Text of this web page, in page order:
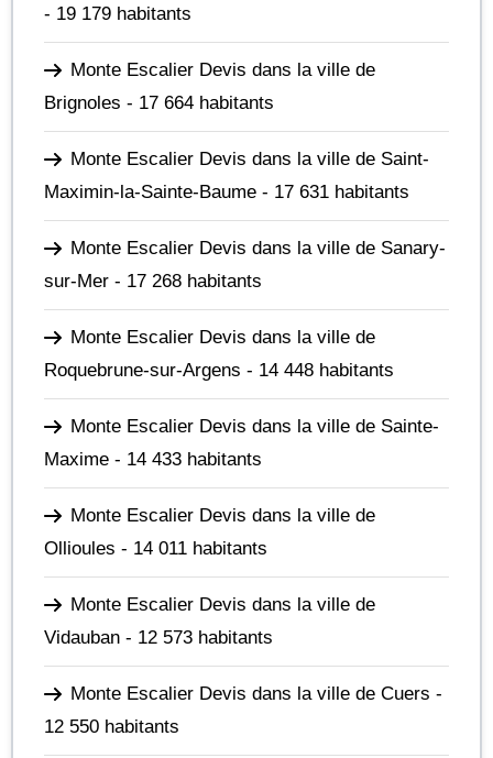
- 19 179 habitants
Monte Escalier Devis dans la ville de
Brignoles - 17 664 habitants
Monte Escalier Devis dans la ville de Saint-
Maximin-la-Sainte-Baume - 17 631 habitants
Monte Escalier Devis dans la ville de Sanary-
sur-Mer - 17 268 habitants
Monte Escalier Devis dans la ville de
Roquebrune-sur-Argens - 14 448 habitants
Monte Escalier Devis dans la ville de Sainte-
Maxime - 14 433 habitants
Monte Escalier Devis dans la ville de
Ollioules - 14 011 habitants
Monte Escalier Devis dans la ville de
Vidauban - 12 573 habitants
Monte Escalier Devis dans la ville de Cuers -
12 550 habitants